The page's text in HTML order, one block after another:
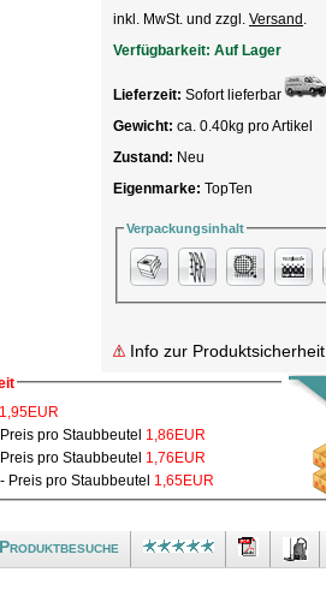
inkl. MwSt. und zzgl. Versand
Verfügbarkeit: Auf Lager
Lieferzeit: Sofort lieferbar
Gewicht: ca. 0.40kg pro Artikel
Zustand: Neu
Eigenmarke: TopTen
Verpackungsinhalt
Info zur Produktsicherheit
1,95EUR
pro Staubbeutel 1,86EUR
pro Staubbeutel 1,76EUR
- Preis pro Staubbeutel 1,65EUR
Produktbesuche